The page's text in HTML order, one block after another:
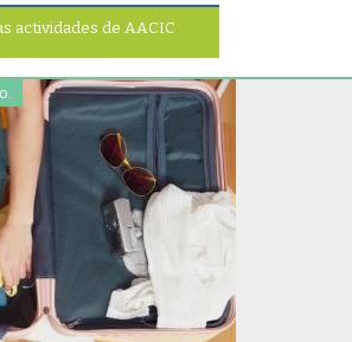
actividades de AACIC